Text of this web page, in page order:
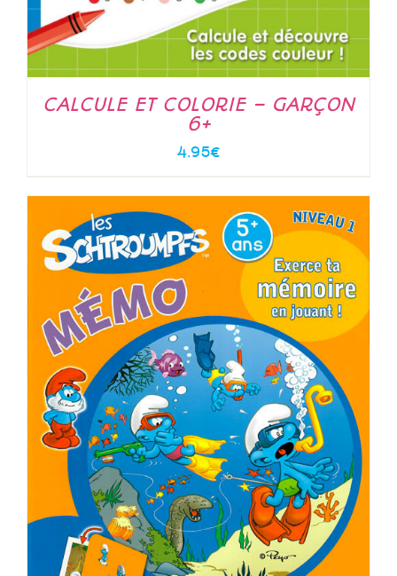
CALCULE ET COLORIE – GARÇON
6+
4.95€